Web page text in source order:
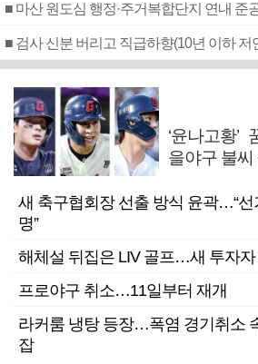
■ 마산 원도심 행정·주거복합단지 연내 준
‘윤나고황
을야구 불씨
새 축구협회장 선출 방식 윤곽…“
명”
해체설 뒤집은 LIV 골프…새 투자자
프로야구 취소…11일부터 재개
라커룸 냉탕 등장…폭염 경기취소
잡